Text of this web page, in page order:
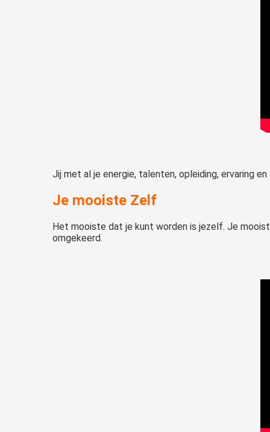
Jij met al je energie, talenten, opleiding, ervaring
Je mooiste Zelf
Het mooiste dat je kunt worden is jezelf. Je
omgekeerd.